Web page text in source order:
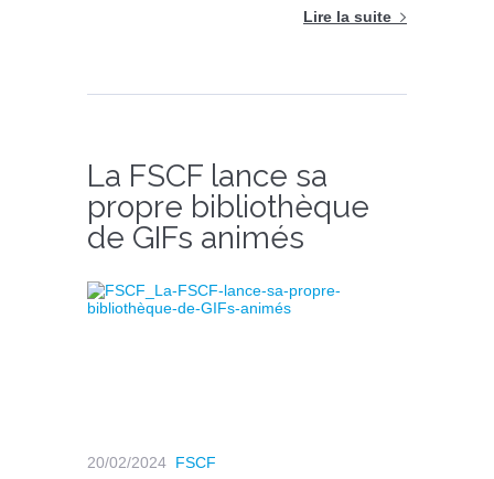
Lire la suite
La FSCF lance sa
propre bibliothèque
de GIFs animés
20/02/2024 FSCF